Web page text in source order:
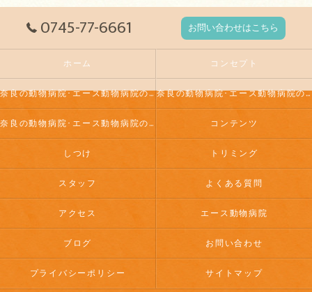
0745-77-6661 お問い合わせはこちら
ホーム コンセプト
奈良の動物病院･エース動物病院の口コミ情報 奈良の動物病院･エース動物病院の評判
奈良の動物病院･エース動物病院のお客様の声 コンテンツ
しつけ トリミング
スタッフ よくある質問
アクセス エース動物病院
ブログ お問い合わせ
プライバシーポリシー サイトマップ